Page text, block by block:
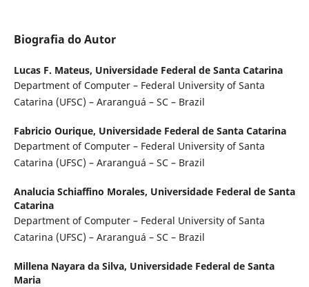
Biografia do Autor
Lucas F. Mateus, Universidade Federal de Santa Catarina
Department of Computer – Federal University of Santa
Catarina (UFSC) – Araranguá – SC – Brazil
Fabricio Ourique, Universidade Federal de Santa Catarina
Department of Computer – Federal University of Santa
Catarina (UFSC) – Araranguá – SC – Brazil
Analucia Schiaffino Morales, Universidade Federal de Santa
Catarina
Department of Computer – Federal University of Santa
Catarina (UFSC) – Araranguá – SC – Brazil
Millena Nayara da Silva, Universidade Federal de Santa
Maria